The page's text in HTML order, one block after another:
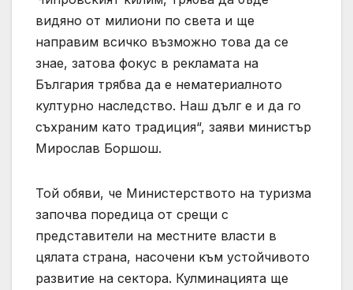
видяно от милиони по света и ще
направим всичко възможно това да се
знае, затова фокус в рекламата на
България трябва да е нематериалното
културно наследство. Наш дълг е и да го
съхраним като традиция“, заяви министър
Мирослав Боршош.
Той обяви, че Министерството на туризма
започва поредица от срещи с
представители на местните власти в
цялата страна, насочени към устойчивото
развитие на сектора. Кулминацията ще